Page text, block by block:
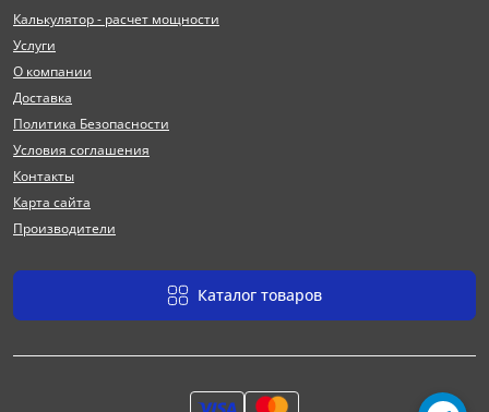
Калькулятор - расчет мощности
Услуги
О компании
Доставка
Политика Безопасности
Условия соглашения
Контакты
Карта сайта
Производители
Каталог товаров